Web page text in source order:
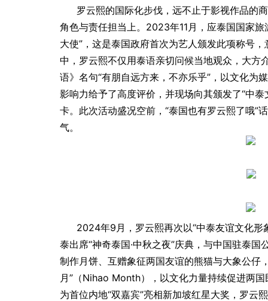
罗云熙的国际化步伐，远不止于影视作品的
角色与责任担当上。2023年11月，应泰国国家
大使”，这是泰国政府首次为艺人颁发此项称号
中，罗云熙不仅用泰语亲切问候当地观众，大方
语》名句“有朋自远方来，不亦乐乎”，以文化为
影响力给予了高度评价，并现场向其颁发了“中
卡。此次活动盛况空前，“泰国也有罗云熙了哦”
气。
2024年9月，罗云熙再次以“中泰友谊文化
泰出席“神奇泰国·中秋之夜”庆典，与中国驻泰
制作月饼、互赠象征两国友谊的熊猫与大象公仔
月”（Nihao Month），以文化力量持续促进两
为首位内地“双嘉宾”亮相新加坡红星大奖，罗云